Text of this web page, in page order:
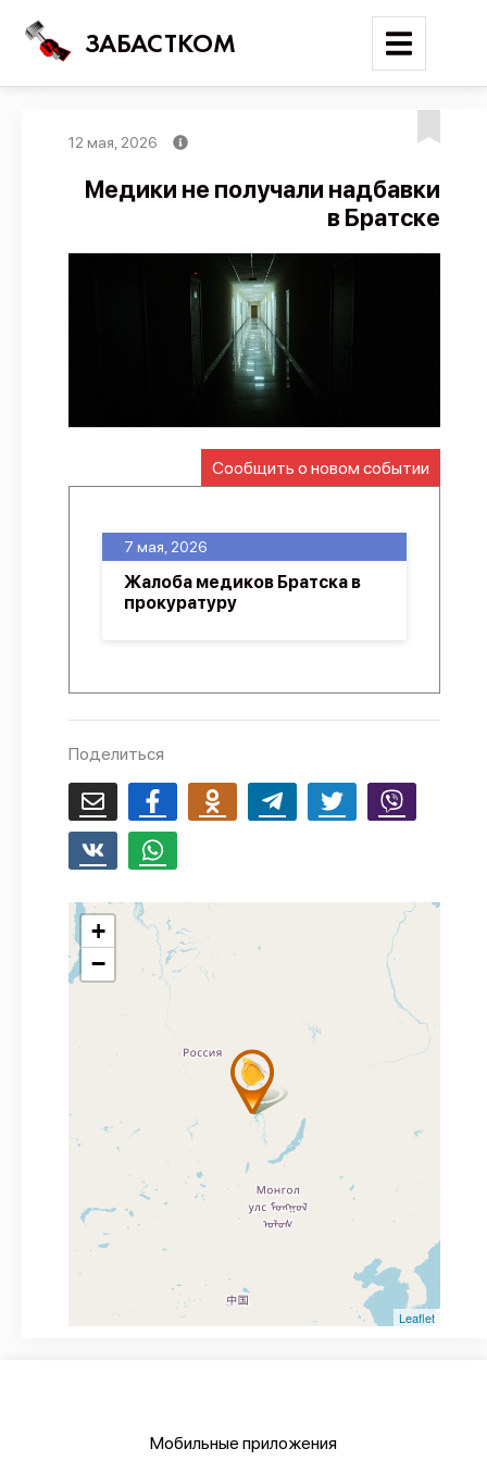
ЗАБАСТКОМ
Новости
Карта событий
Трудовые конфликты
Отчеты
Предложить публикацию
API
Политика конфиденциальности
12 мая, 2026
Медики не получали надбавки
в Братске
Сообщить о новом событии
7 мая, 2026
Жалоба медиков Братска в
прокуратуру
Поделиться
+
−
Leaflet
Мобильные приложения